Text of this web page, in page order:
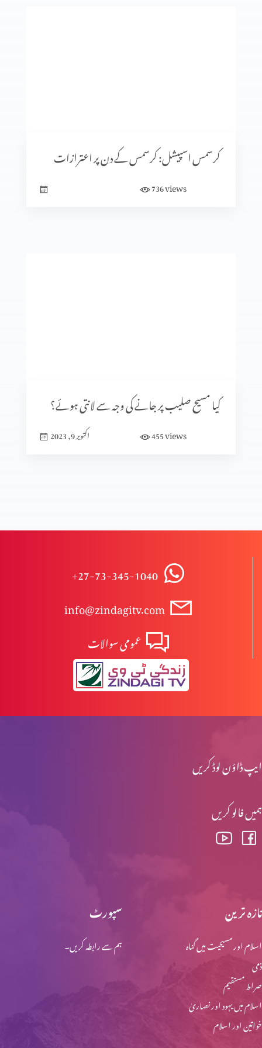
کرسمس اسپیشل: سنتِ ابراہیمی (حصہ 2)
تاریخ میں پیشنگوئیوں کا کردار (حصہ 2)
ابیونی ابتدائی مسیح کیوں نہیں ہوسکتے؟
مسیح کی پرستش تاریخ میں
اخلاقی احتساب: حقیقی راستبازی(حصہ 2)
اخلاقی احتساب: حقیقی راستبازی(حصہ 1)
اخلاقی احتساب : اجر عظیم (حصہ 1)
اخلاقی احتساب: پہاڑی واعظ (حصہ 4)
کرسمس اسپیشل: کرسمس کے دن پر اعترازات
736views
کیا مسیح صلیب پر جانے کی وجہ سے لانتی ہوئے؟
اکتوبر 9, 2023 455views
+27-73-345-1040
info@zindagitv.com
عمومی سوالات
ایپ ڈاؤن لوڈ کریں
ہمیں فالو کریں
سپورٹ
ہم سے رابطہ کریں۔
تازہ ترین
اسلام اور مسیحیت میں گناہ
ذمی
صراط مستقیم
اسلام میں یہود اور نصاریٰ
خواتین اور اسلام